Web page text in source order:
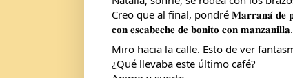
Creo que al final, pondré 𝐌𝐚𝐫𝐫𝐚𝐧𝐚́ 𝐝𝐞
𝐜𝐨𝐧 𝐞𝐬𝐜𝐚𝐛𝐞𝐜𝐡𝐞 𝐝𝐞 𝐛𝐨𝐧𝐢𝐭𝐨 𝐜𝐨𝐧 𝐦𝐚𝐧𝐳𝐚𝐧𝐢𝐥𝐥𝐚.
Miro hacia la calle. Esto de ver
¿Qué llevaba este último café?